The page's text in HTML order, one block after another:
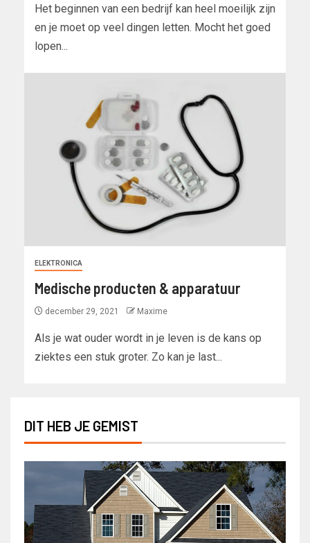
Het beginnen van een bedrijf kan heel moeilijk zijn
en je moet op veel dingen letten. Mocht het goed
lopen...
ELEKTRONICA
Medische producten & apparatuur
december 29, 2021 Maxime
Als je wat ouder wordt in je leven is de kans op
ziektes een stuk groter. Zo kan je last...
DIT HEB JE GEMIST